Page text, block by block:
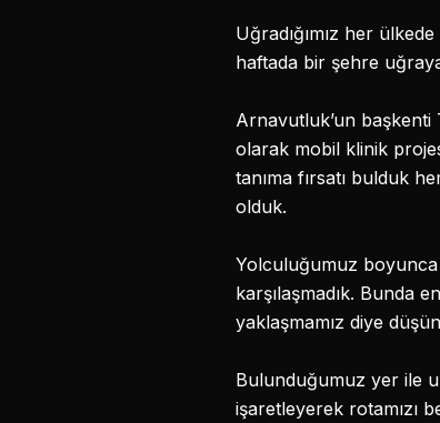
Uğradığımız her
haftada bir şehre
Arnavutluk’un başkenti
olarak mobil klinik
tanıma fırsatı bulduk
olduk.
Yolculuğumuz boyunca
karşılaşmadık. Bunda
yaklaşmamız diye
Bulunduğumuz yer ile
işaretleyerek rotamızı